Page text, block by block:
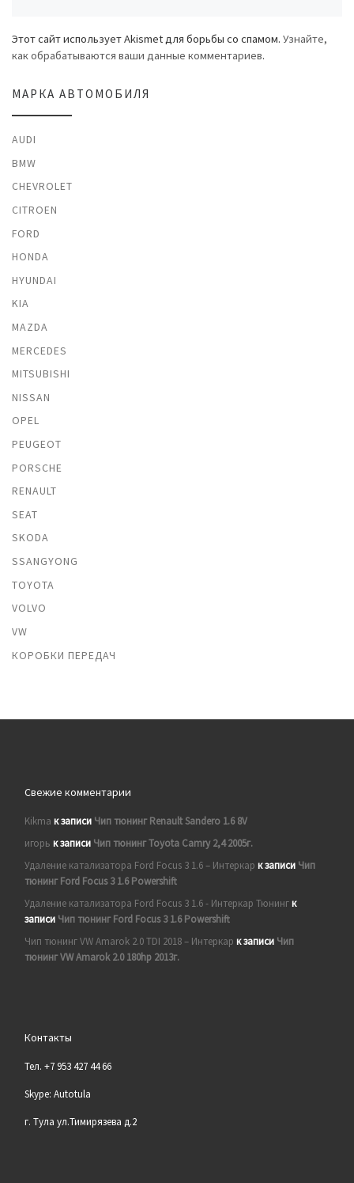
Этот сайт использует Akismet для борьбы со спамом. Узнайте,
как обрабатываются ваши данные комментариев.
МАРКА АВТОМОБИЛЯ
AUDI
BMW
CHEVROLET
CITROEN
FORD
HONDA
HYUNDAI
KIA
MAZDA
MERCEDES
MITSUBISHI
NISSAN
OPEL
PEUGEOT
PORSCHE
RENAULT
SEAT
SKODA
SSANGYONG
TOYOTA
VOLVO
VW
КОРОБКИ ПЕРЕДАЧ
Свежие комментарии
Kikma к записи Чип тюнинг Renault Sandero 1.6 8V
игорь к записи Чип тюнинг Toyota Camry 2,4 2005г.
Удаление катализатора Ford Focus 3 1.6 – Интеркар к записи Чип
тюнинг Ford Focus 3 1.6 Powershift
Удаление катализатора Ford Focus 3 1.6 - Интеркар Тюнингк
записи Чип тюнинг Ford Focus 3 1.6 Powershift
Чип тюнинг VW Amarok 2.0 TDI 2018 – Интеркар к записи Чип
тюнинг VW Amarok 2.0 180hp 2013г.
Контакты
Тел. +7 953 427 44 66
Skype: Autotula
г. Тула ул.Тимирязева д.2